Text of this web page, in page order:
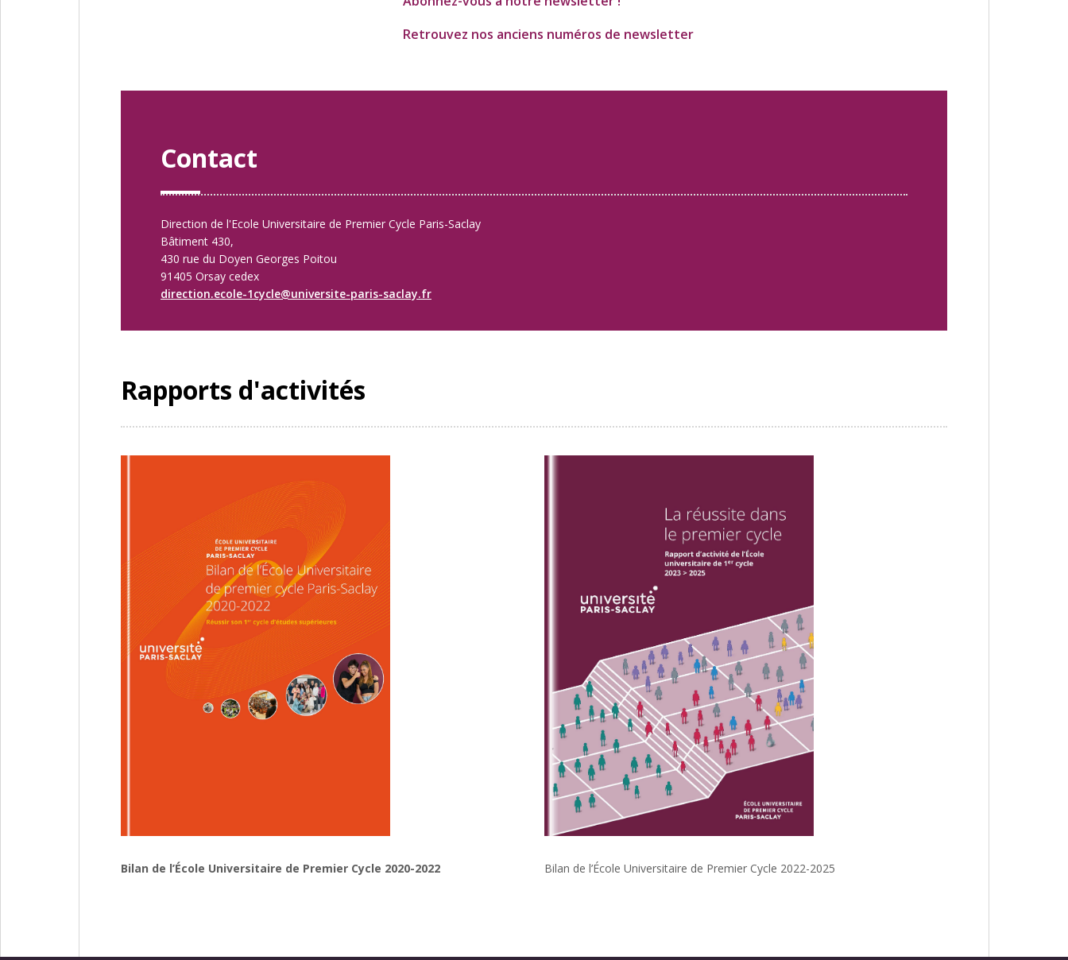
Retrouvez nos anciens numéros de newsletter
Contact
Direction de l'Ecole Universitaire de Premier Cycle Paris-Saclay
Bâtiment 430,
430 rue du Doyen Georges Poitou
91405 Orsay cedex
direction.ecole-1cycle@universite-paris-saclay.fr
Rapports d'activités
Bilan de l’École Universitaire de Premier Cycle 2020-2022 Bilan de l’École Universitaire de Premier Cycle 2022-2025